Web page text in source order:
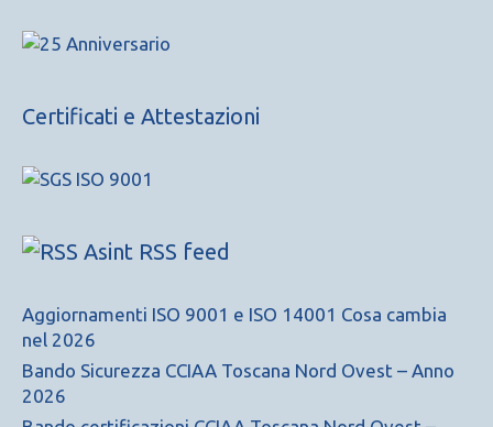
Certificati e Attestazioni
Asint RSS feed
Aggiornamenti ISO 9001 e ISO 14001 Cosa cambia
nel 2026
Bando Sicurezza CCIAA Toscana Nord Ovest – Anno
2026